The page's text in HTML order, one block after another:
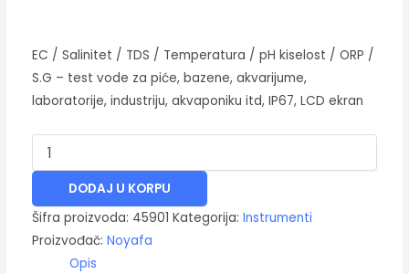
EC / Salinitet / TDS / Temperatura / pH kiselost / ORP /
S.G – test vode za piće, bazene, akvarijume,
laboratorije, industriju, akvaponiku itd, IP67, LCD ekran
DODAJ U KORPU
Šifra proizvoda: 45901 Kategorija: Instrumenti
Proizvođač: Noyafa
Opis